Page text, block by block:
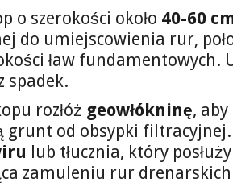
o szerokości około 40-60
do umiejscowienia rur,
ław fundamentowych.
spadek.
rozłóż geowłókninę,
grunt od obsypki filtracyjnej.
lub tłucznia, który
zamuleniu rur